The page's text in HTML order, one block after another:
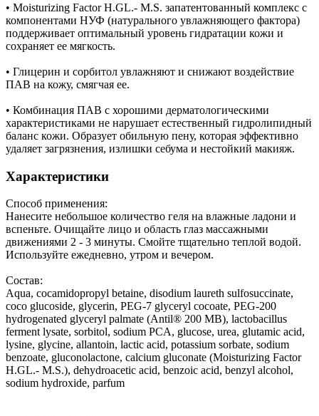
• Moisturizing Factor H.GL.- M.S. запатентованный комплекс с
компонентами НУФ (натурального увлажняющего фактора)
поддерживает оптимальный уровень гидратации кожи и
сохраняет ее мягкость.
• Глицерин и сорбитол увлажняют и снижают воздействие
ПАВ на кожу, смягчая ее.
• Комбинация ПАВ с хорошими дерматологическими
характеристиками не нарушает естественный гидролипидный
баланс кожи. Образует обильную пену, которая эффективно
удаляет загрязнения, излишки себума и нестойкий макияж.
Характеристики
Способ применения:
Нанесите небольшое количество геля на влажные ладони и
вспеньте. Очищайте лицо и область глаз массажными
движениями 2 - 3 минуты. Смойте тщательно теплой водой.
Используйте ежедневно, утром и вечером.
Состав:
Aqua, сocamidopropyl betaine, disodium laureth sulfosuccinate,
coco glucoside, glycerin, PEG-7 glyceryl cocoate, PEG-200
hydrogenated glyceryl palmate (Antil® 200 MB), lactobacillus
ferment lysate, sorbitol, sodium PCA, glucose, urea, glutamic acid,
lysine, glycine, allantoin, lactic acid, potassium sorbate, sodium
benzoate, gluconolactone, calcium gluconate (Moisturizing Factor
H.GL.- M.S.), dehydroacetic acid, benzoic acid, benzyl alcohol,
sodium hydroxide, parfum